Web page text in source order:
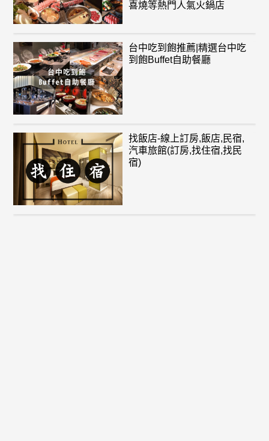
喜燒等熱門人氣火鍋店
台中吃到飽推薦|精選台中吃
到飽Buffet自助餐廳
找飯店-線上訂房,飯店,民宿,
汽車旅館(訂房,找住宿,找民
宿)